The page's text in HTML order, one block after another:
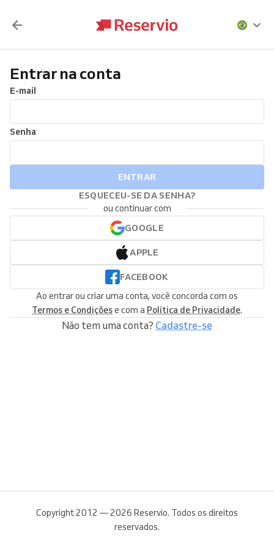
Entrar na conta
E-mail
Senha
ENTRAR
ESQUECEU-SE DA SENHA?
ou continuar com
GOOGLE
APPLE
FACEBOOK
Ao entrar ou criar uma conta, você concorda com os
Termos e Condiçõese com a Política de Privacidade.
Não tem uma conta? Cadastre-se
Copyright 2012 — 2026 Reservio. Todos os direitos
reservados.